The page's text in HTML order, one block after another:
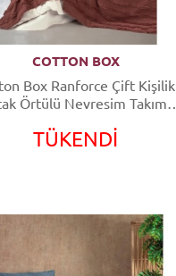
COTTON BOX
Box Ranforce Çift Kişilik
Örtülü Nevresim Takımı
TÜKENDİ